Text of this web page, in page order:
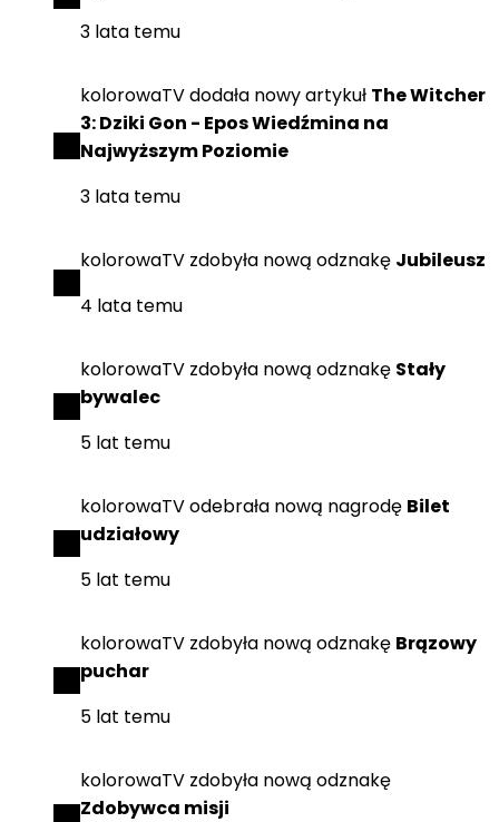
3 lata temu
kolorowaTVdodała nowy artykuł The Witcher
3: Dziki Gon - Epos Wiedźmina na
Najwyższym Poziomie
3 lata temu
kolorowaTV zdobyła nową odznakę Jubileusz
4 lata temu
kolorowaTV zdobyła nową odznakę Stały
bywalec
5 lat temu
kolorowaTVodebrała nową nagrodę Bilet
udziałowy
5 lat temu
kolorowaTV zdobyła nową odznakę Brązowy
puchar
5 lat temu
kolorowaTV zdobyła nową odznakę
Zdobywca misji